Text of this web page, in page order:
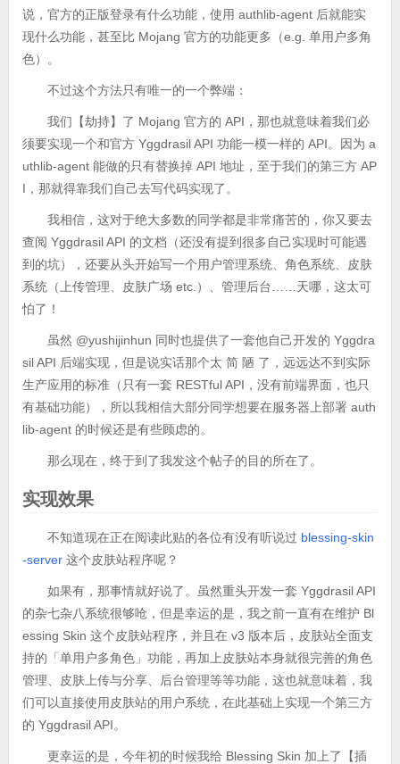
说，官方的正版登录有什么功能，使用 authlib-agent 后就能实
现什么功能，甚至比 Mojang 官方的功能更多（e.g. 单用户多角
色）。
不过这个方法只有唯一的一个弊端：
我们【劫持】了 Mojang 官方的 API，那也就意味着我们必
须要实现一个和官方 Yggdrasil API 功能一模一样的 API。因为 a
uthlib-agent 能做的只有替换掉 API 地址，至于我们的第三方 AP
I，那就得靠我们自己去写代码实现了。
我相信，这对于绝大多数的同学都是非常痛苦的，你又要去
查阅 Yggdrasil API 的文档（还没有提到很多自己实现时可能遇
到的坑），还要从头开始写一个用户管理系统、角色系统、皮肤
系统（上传管理、皮肤广场 etc.）、管理后台……天哪，这太可
怕了！
虽然 @yushijinhun 同时也提供了一套他自己开发的 Yggdra
sil API 后端实现，但是说实话那个太 简 陋 了，远远达不到实际
生产应用的标准（只有一套 RESTful API，没有前端界面，也只
有基础功能），所以我相信大部分同学想要在服务器上部署 auth
lib-agent 的时候还是有些顾虑的。
那么现在，终于到了我发这个帖子的目的所在了。
实现效果
不知道现在正在阅读此贴的各位有没有听说过 blessing-skin
-server这个皮肤站程序呢？
如果有，那事情就好说了。虽然重头开发一套 Yggdrasil API
的杂七杂八系统很够呛，但是幸运的是，我之前一直有在维护 Bl
essing Skin 这个皮肤站程序，并且在 v3 版本后，皮肤站全面支
持的「单用户多角色」功能，再加上皮肤站本身就很完善的角色
管理、皮肤上传与分享、后台管理等等功能，这也就意味着，我
们可以直接使用皮肤站的用户系统，在此基础上实现一个第三方
的 Yggdrasil API。
更幸运的是，今年初的时候我给 Blessing Skin 加上了【插